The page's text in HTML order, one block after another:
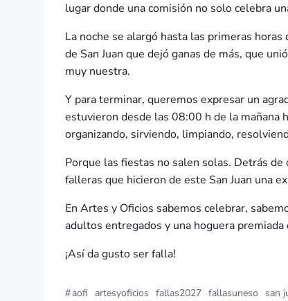
lugar donde una comisión no solo celebra
La noche se alargó hasta las primeras
de San Juan que dejó ganas de más, que
muy nuestra.
Y para terminar, queremos expresar un
estuvieron desde las 08:00 h de la mañana
organizando, sirviendo, limpiando,
Porque las fiestas no salen solas. Detrás
falleras que hicieron de este San Juan una
En Artes y Oficios sabemos celebrar,
adultos entregados y una hoguera
¡Así da gusto ser falla!
#aofi artesyoficios fallas2027 fallasuneso san